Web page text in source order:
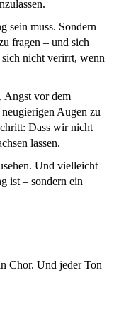
sein muss. Sondern
fragen – und sich
sich nicht verirrt, wenn
Angst vor dem
Augen zu
Dass wir nicht
lassen.
Und vielleicht
ist – sondern ein
Chor. Und jeder Ton